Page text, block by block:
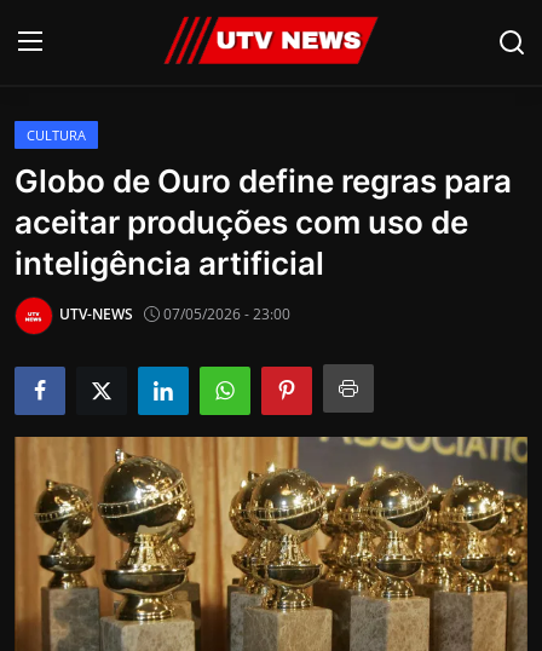
AO VIVO
PIRACICABA
CAMPINAS
LIMEIRA
ESPIRITO SANTO
Cultura
Internacional
APOIE
CULTURA
Globo de Ouro define regras para
aceitar produções com uso de
inteligência artificial
UTV-NEWS 07/05/2026 - 23:00